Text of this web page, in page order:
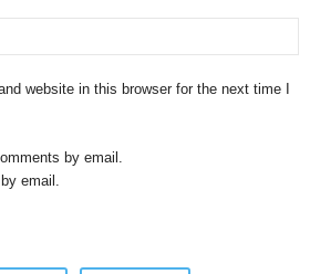
website in this browser for the next time I
by email.
email.